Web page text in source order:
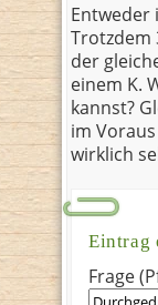
Entweder
Trotzdem
der
einem K.
kannst?
im
wirklich
Eintrag
Frage